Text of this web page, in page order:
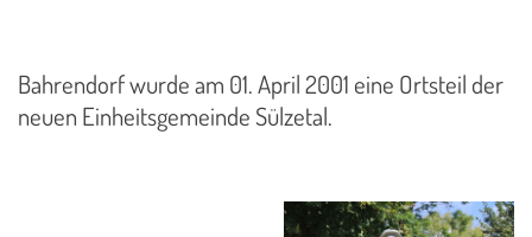
Bahrendorf wurde am 01. April 2001 eine Ortsteil der
neuen Einheitsgemeinde Sülzetal.